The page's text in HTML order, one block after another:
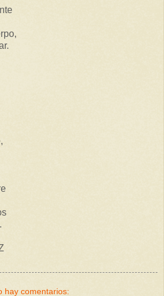
hay comentarios: